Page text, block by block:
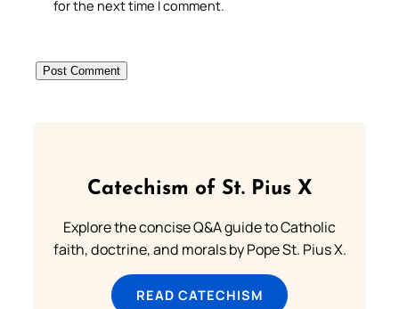
for the next time I comment.
Catechism of St. Pius X
Explore the concise Q&A guide to Catholic
faith, doctrine, and morals by Pope St. Pius X.
READ CATECHISM